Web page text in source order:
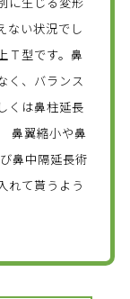
ない状況でし
Ｔ型です。鼻
く、バランス
くは鼻柱延長
鼻翼縮小や鼻
鼻中隔延長術
れて貰うよう